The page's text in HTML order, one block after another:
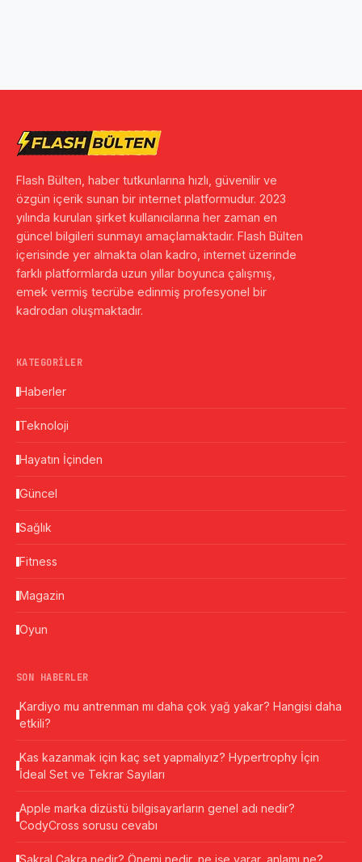
Flash Bülten, haber tutkunlarına hızlı, güvenilir ve
özgün içerik sunan bir internet platformudur. 2023
yılında kurulan şirket kullanıcılarına her zaman en
güncel bilgileri sunmayı amaçlamaktadır. Flash Bülten
içerisinde yer almakta olan kadro, internet üzerinde
farklı platformlarda uzun yıllar boyunca çalışmış,
emek vermiş tecrübe edinmiş profesyonel bir
kadrodan oluşmaktadır.
KATEGORILER
Haberler
Teknoloji
Hayatın İçinden
Güncel
Sağlık
Fitness
Magazin
Oyun
SON HABERLER
Kardiyo mu antrenman mı daha çok yağ yakar? Hangisi daha
etkili?
Kas kazanmak için kaç set yapmalıyız? Hypertrophy İçin
İdeal Set ve Tekrar Sayıları
Apple marka dizüstü bilgisayarların genel adı nedir?
CodyCross sorusu cevabı